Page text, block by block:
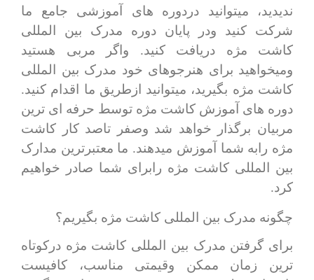
ندیدید، میتوانید دردوره های آموزشی جامع ما
شرکت کنید ودر پایان دوره مدرک بین المللی
کاشت مژه دریافت کنید. واگر مربی هستید
ومیخواهید برای هنرجوهای خود مدرک بین المللی
کاشت مژه بگیرید، میتوانید ازطریق ما اقدام کنید.
دوره های آموزش کاشت مژه توسط حرفه ای ترین
مربیان برگذار خواهد شد وصفر تاصد کار کاشت
مژه رابه شما آموزش میدهند. ما معتبرترین مدارک
بین المللی کاشت مژه رابرای شما صادر خواهیم
کرد.
چگونه مدرک بین المللی کاشت مژه بگیریم؟
برای گرفتن مدرک بین المللی کاشت مژه درکوتاه
ترین زمان ممکن وقیمتی مناسب، کافیست